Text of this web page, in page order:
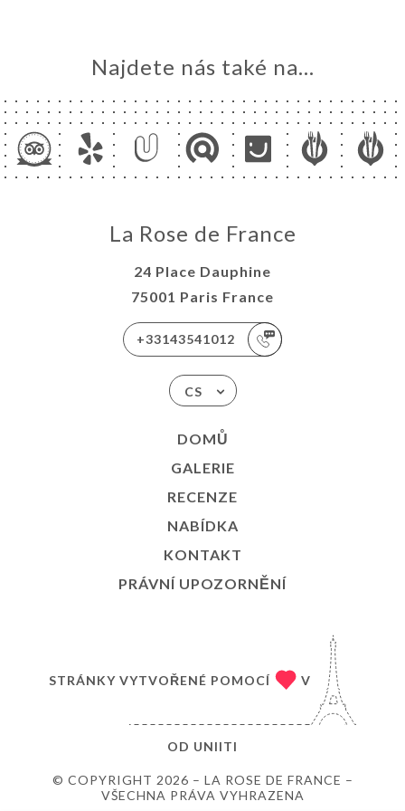
Najdete nás také na...
La Rose de France
24 Place Dauphine
75001 Paris France
+33143541012
CS
DOMŮ
GALERIE
RECENZE
NABÍDKA
KONTAKT
PRÁVNÍ UPOZORNĚNÍ
© COPYRIGHT 2026 – LA ROSE DE FRANCE –
VŠECHNA PRÁVA VYHRAZENA
STRÁNKY VYTVOŘENÉ POMOCÍ V
OD UNIITI